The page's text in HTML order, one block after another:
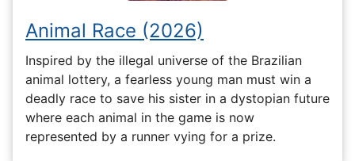
Animal Race (2026)
Inspired by the illegal universe of the Brazilian
animal lottery, a fearless young man must win a
deadly race to save his sister in a dystopian future
where each animal in the game is now
represented by a runner vying for a prize.